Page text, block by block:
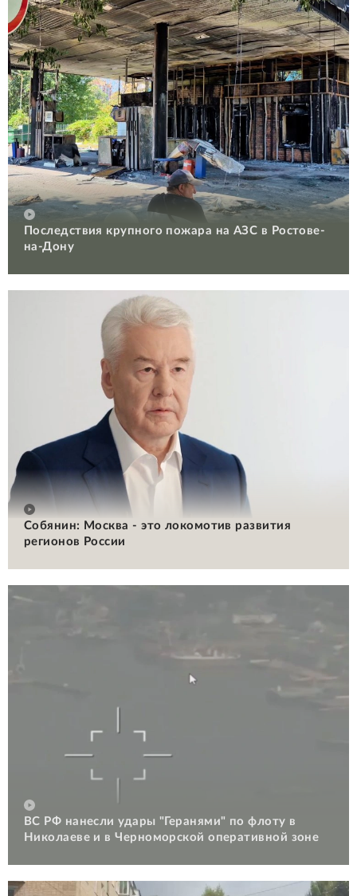
Последствия крупного пожара на АЗС в Ростове-
на-Дону
Собянин: Москва - это локомотив развития
регионов России
ВС РФ нанесли удары "Геранями" по флоту в
Николаеве и в Черноморской оперативной зоне